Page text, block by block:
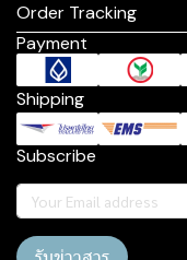
Order Tracking
Payment
Shipping
Subscribe